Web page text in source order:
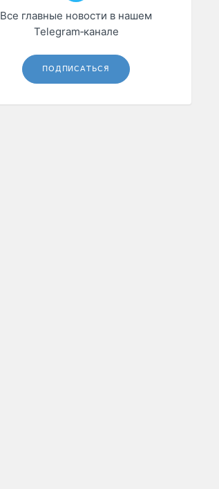
Все главные новости в нашем
Telegram‑канале
ПОДПИСАТЬСЯ